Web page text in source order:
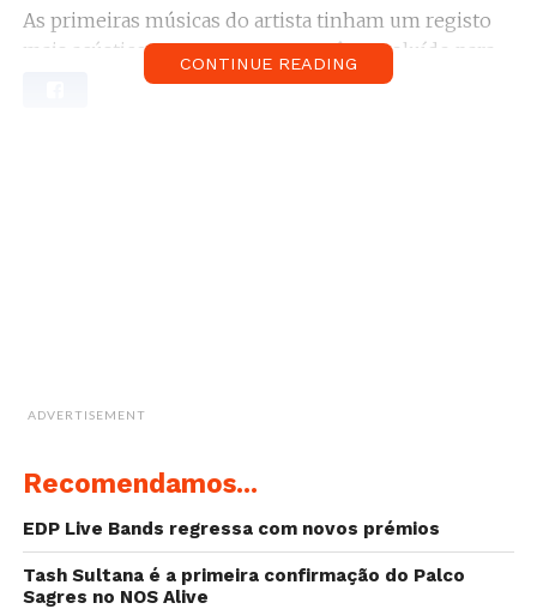
As primeiras músicas do artista tinham um registo
mais acústico, mas com o tempo têm evoluído para
um som mais eletrónico.
CONTINUE READING
ADVERTISEMENT
Recomendamos...
EDP Live Bands regressa com novos prémios
Tash Sultana é a primeira confirmação do Palco
Sagres no NOS Alive